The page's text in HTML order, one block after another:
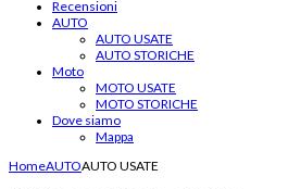
Recensioni
AUTO
AUTO USATE
AUTO STORICHE
Moto
MOTO USATE
MOTO STORICHE
Dove siamo
Mappa
HomeAUTOAUTO USATE